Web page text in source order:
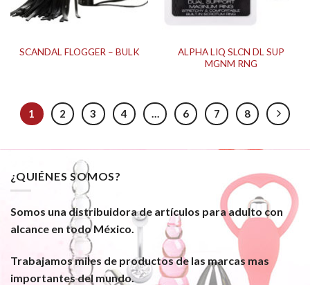
SCANDAL FLOGGER – BULK
ALPHA LIQ SLCN DL SUP
MGNM RNG
1 2 3 4 6 7 8
¿QUIÉNES SOMOS?
Somos una distribuidora de artículos para adulto con
alcance en todo México.
Trabajamos miles de productos de las marcas mas
importantes del mundo.